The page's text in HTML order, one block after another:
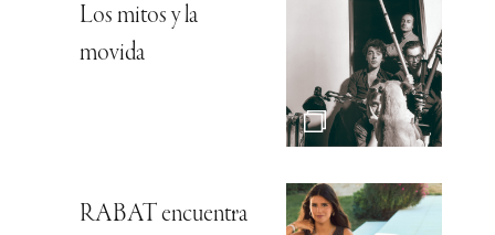
Los mitos y la
movida
RABAT encuentra